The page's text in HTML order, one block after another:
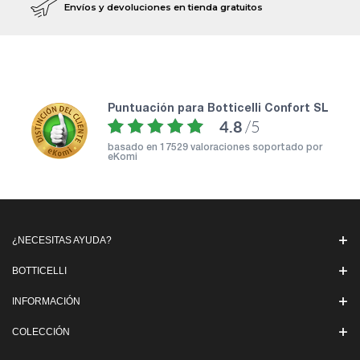
Envíos y devoluciones en tienda gratuitos
puntuación para Botticelli Confort SL
4.8 /5
basado en 17529 valoraciones soportado por
eKomi
¿NECESITAS AYUDA?
BOTTICELLI
INFORMACIÓN
COLECCIÓN